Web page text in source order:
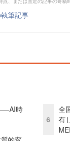
筆記事
時
6
全
有